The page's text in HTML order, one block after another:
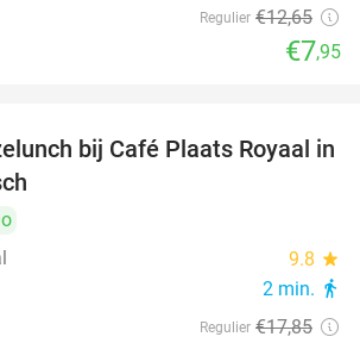
Regulier €12,65
€7,95
36%
bij Café Plaats Royaal in
9.8 star
2 min. directions_walk
Regulier €17,85